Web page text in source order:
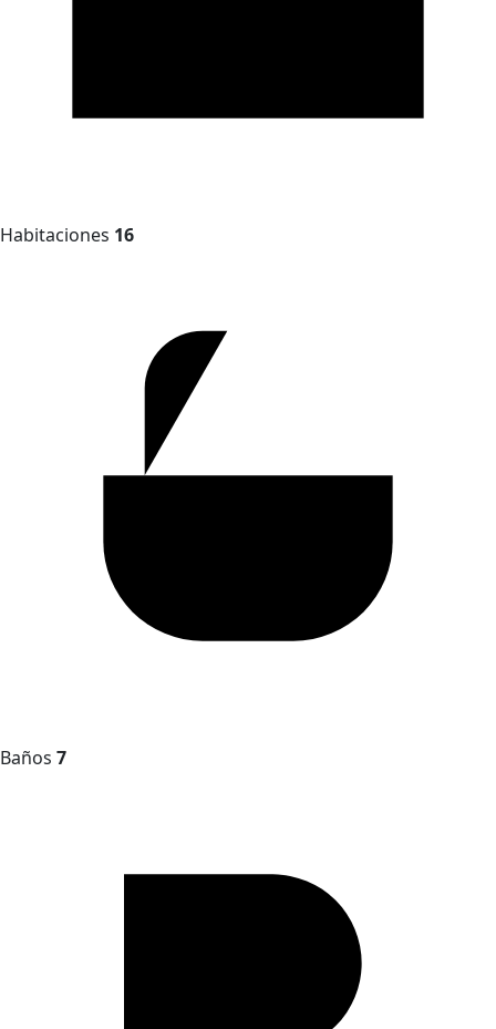
Habitaciones 16
Baños 7